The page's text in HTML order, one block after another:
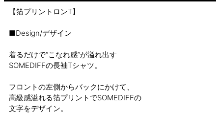
【箔プリントロンT】
■Design/デザイン
着るだけで“こなれ感”が溢れ出す
SOMEDIFFの長袖Tシャツ。
フロントの左側からバックにかけて、
高級感溢れる箔プリントでSOMEDIFFの
文字をデザイン。